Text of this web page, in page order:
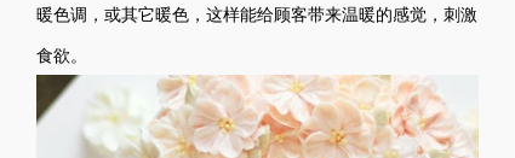
暖色调，或其它暖色，这样能给顾客带来温暖的感觉，刺激
食欲。